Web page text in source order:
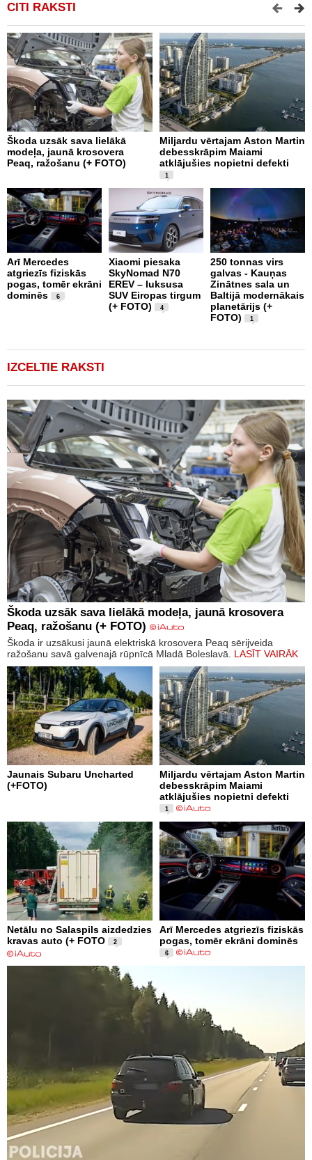
CITI RAKSTI
Škoda uzsāk sava lielākā
modeļa, jaunā krosovera
Peaq, ražošanu (+ FOTO)
Miljardu vērtajam Aston Martin
debesskrāpim Maiami
atklājušies nopietni defekti
1
Arī Mercedes
atgriezīs fiziskās
pogas, tomēr ekrāni
dominēs
6
Xiaomi piesaka
SkyNomad N70
EREV – luksusa
SUV Eiropas tirgum
(+ FOTO)
4
250 tonnas virs
galvas - Kauņas
Zinātnes sala un
Baltijā modernākais
planetārijs (+
FOTO)
1
IZCELTIE RAKSTI
Škoda uzsāk sava lielākā modeļa, jaunā krosovera
Peaq, ražošanu (+ FOTO)
Škoda ir uzsākusi jaunā elektriskā krosovera Peaq sērijveida
ražošanu savā galvenajā rūpnīcā Mladā Boleslavā. LASĪT VAIRĀK
Jaunais Subaru Uncharted
(+FOTO)
Miljardu vērtajam Aston Martin
debesskrāpim Maiami
atklājušies nopietni defekti
1
Netālu no Salaspils aizdedzies
kravas auto (+ FOTO
2
Arī Mercedes atgriezīs fiziskās
pogas, tomēr ekrāni dominēs
6